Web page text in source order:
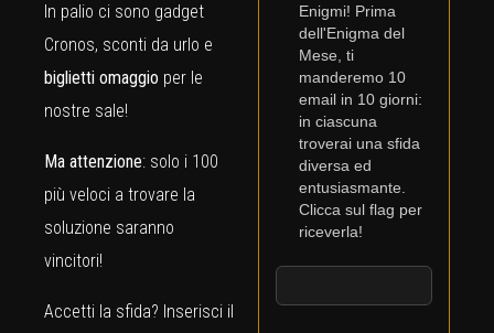
In palio ci sono gadget
Cronos, sconti da urlo e
biglietti omaggio per le
nostre sale!
Ma attenzione: solo i 100
più veloci a trovare la
soluzione saranno
vincitori!
Accetti la sfida? Inserisci il
Enigmi! Prima
dell'Enigma del
Mese, ti
manderemo 10
email in 10 giorni:
in ciascuna
troverai una sfida
diversa ed
entusiasmante.
Clicca sul flag per
riceverla!